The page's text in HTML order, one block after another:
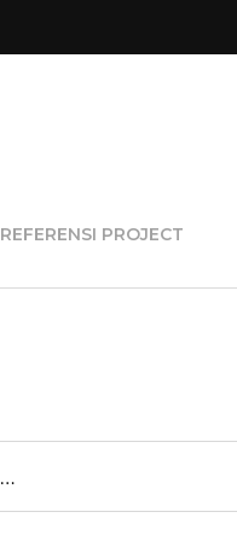
REFERENSI PROJECT